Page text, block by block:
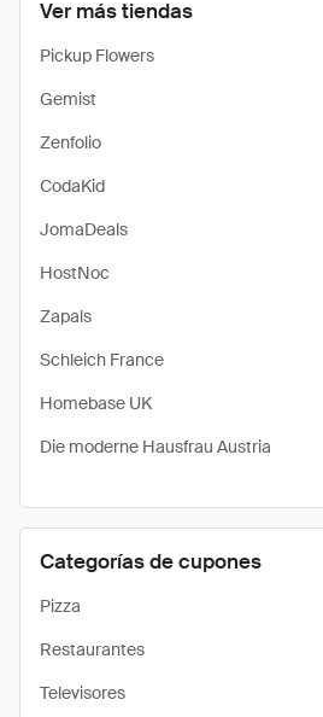
Ver más tiendas
Pickup Flowers
Gemist
Zenfolio
CodaKid
JomaDeals
HostNoc
Zapals
Schleich France
Homebase UK
Die moderne Hausfrau Austria
Categorías de cupones
Pizza
Restaurantes
Televisores